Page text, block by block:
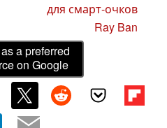
для смарт-очков
Ray Ban
a preferred
on Google